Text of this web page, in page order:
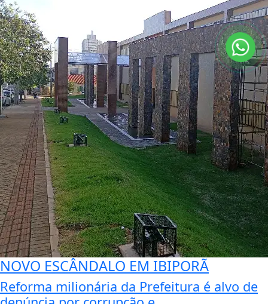
NOVO ESCÂNDALO EM IBIPORÃ
Reforma milionária da Prefeitura é alvo de